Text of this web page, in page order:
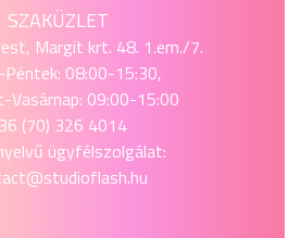
SZAKÜZLET
Margit krt. 48. 1.em./7.
08:00-15:30,
Vasárnap: 09:00-15:00
(70) 326 4014
ügyfélszolgálat: